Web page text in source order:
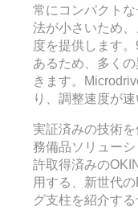
常にコンパクト
法が小さいため
度を提供します
あるため、多く
きます。
り、調整速度が速
実証済みの技術
務備品ソリュー
許取得済みの
用する、新世代
グ支柱を紹介す